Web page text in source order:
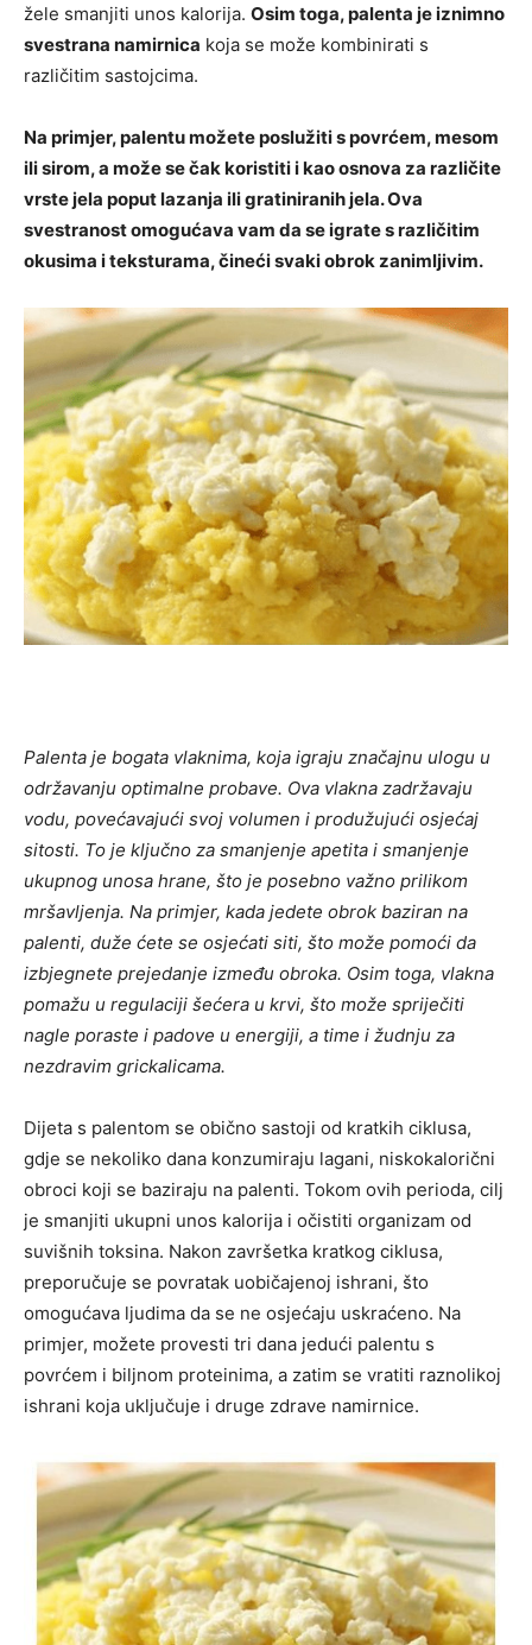
žele smanjiti unos kalorija. Osim toga, palenta je iznimno
svestrana namirnica koja se može kombinirati s
različitim sastojcima.
Na primjer, palentu možete poslužiti s povrćem, mesom
ili sirom, a može se čak koristiti i kao osnova za različite
vrste jela poput lazanja ili gratiniranih jela. Ova
svestranost omogućava vam da se igrate s različitim
okusima i teksturama, čineći svaki obrok zanimljivim.
Palenta je bogata vlaknima, koja igraju značajnu ulogu u
održavanju optimalne probave. Ova vlakna zadržavaju
vodu, povećavajući svoj volumen i produžujući osjećaj
sitosti. To je ključno za smanjenje apetita i smanjenje
ukupnog unosa hrane, što je posebno važno prilikom
mršavljenja. Na primjer, kada jedete obrok baziran na
palenti, duže ćete se osjećati siti, što može pomoći da
izbjegnete prejedanje između obroka. Osim toga, vlakna
pomažu u regulaciji šećera u krvi, što može spriječiti
nagle poraste i padove u energiji, a time i žudnju za
nezdravim grickalicama.
Dijeta s palentom se obično sastoji od kratkih ciklusa,
gdje se nekoliko dana konzumiraju lagani, niskokalorični
obroci koji se baziraju na palenti. Tokom ovih perioda, cilj
je smanjiti ukupni unos kalorija i očistiti organizam od
suvišnih toksina. Nakon završetka kratkog ciklusa,
preporučuje se povratak uobičajenoj ishrani, što
omogućava ljudima da se ne osjećaju uskraćeno. Na
primjer, možete provesti tri dana jedući palentu s
povrćem i biljnom proteinima, a zatim se vratiti raznolikoj
ishrani koja uključuje i druge zdrave namirnice.